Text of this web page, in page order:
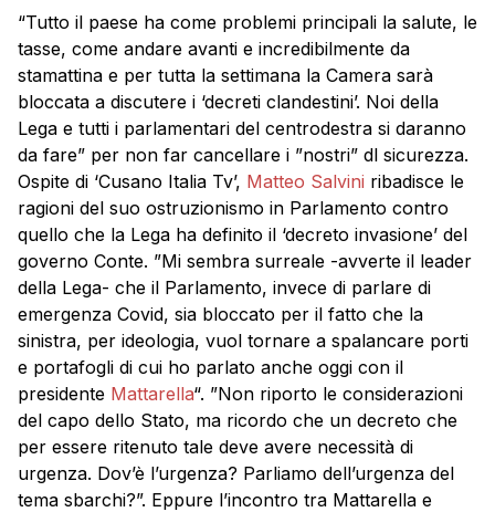
“Tutto il paese ha come problemi principali la salute, le
tasse, come andare avanti e incredibilmente da
stamattina e per tutta la settimana la Camera sarà
bloccata a discutere i ‘decreti clandestini’. Noi della
Lega e tutti i parlamentari del centrodestra si daranno
da fare” per non far cancellare i ”nostri” dl sicurezza.
Ospite di ‘Cusano Italia Tv’, Matteo Salvini ribadisce le
ragioni del suo ostruzionismo in Parlamento contro
quello che la Lega ha definito il ‘decreto invasione’ del
governo Conte. ”Mi sembra surreale -avverte il leader
della Lega- che il Parlamento, invece di parlare di
emergenza Covid, sia bloccato per il fatto che la
sinistra, per ideologia, vuol tornare a spalancare porti
e portafogli di cui ho parlato anche oggi con il
presidente Mattarella“. ”Non riporto le considerazioni
del capo dello Stato, ma ricordo che un decreto che
per essere ritenuto tale deve avere necessità di
urgenza. Dov’è l’urgenza? Parliamo dell’urgenza del
tema sbarchi?”. Eppure l’incontro tra Mattarella e